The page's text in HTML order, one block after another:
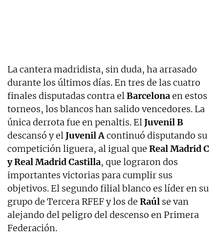
La cantera madridista, sin duda, ha arrasado
durante los últimos días. En tres de las cuatro
finales disputadas contra elBarcelonaen estos
torneos, los blancos han salido vencedores. La
única derrota fue en penaltis. ElJuvenil B
descansó y elJuvenil Acontinuó disputando su
competición liguera, al igual que Real Madrid C
y Real Madrid Castilla, que lograron dos
importantes victorias para cumplir sus
objetivos. El segundo filial blanco es líder en su
grupo de Tercera RFEF y los de Raúl se van
alejando del peligro del descenso en Primera
Federación.